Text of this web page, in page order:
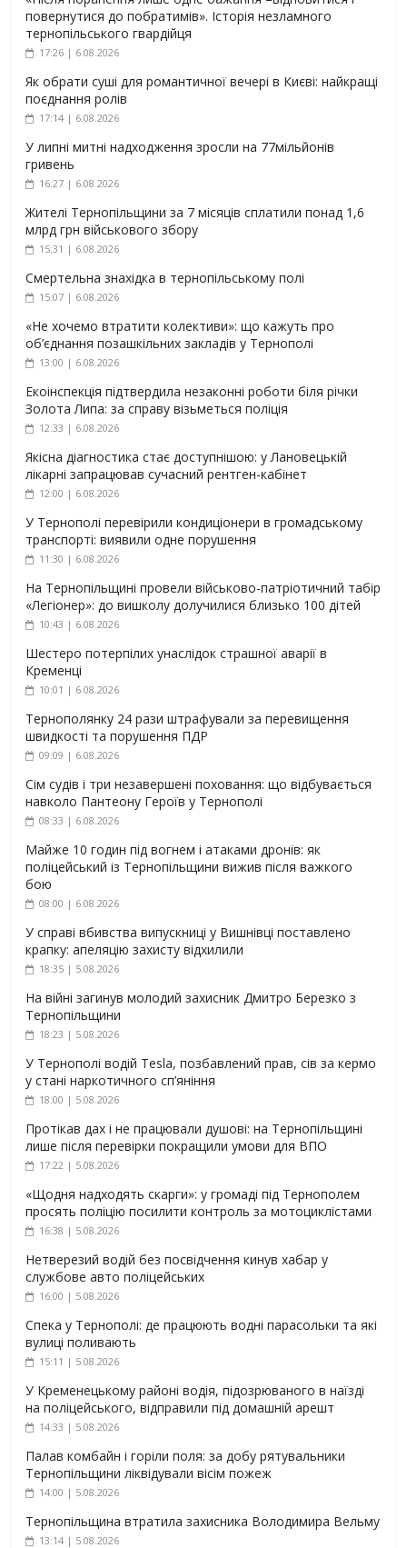
повернутися до побратимів». Історія незламного
тернопільського гвардійця
17:26 | 6.08.2026
Як обрати суші для романтичної вечері в Києві: найкращі
поєднання ролів
17:14 | 6.08.2026
У липні митні надходження зросли на 77мільйонів
гривень
16:27 | 6.08.2026
Жителі Тернопільщини за 7 місяців сплатили понад 1,6
млрд грн військового збору
15:31 | 6.08.2026
Смертельна знахідка в тернопільському полі
15:07 | 6.08.2026
«Не хочемо втратити колективи»: що кажуть про
об’єднання позашкільних закладів у Тернополі
13:00 | 6.08.2026
Екоінспекція підтвердила незаконні роботи біля річки
Золота Липа: за справу візьметься поліція
12:33 | 6.08.2026
Якісна діагностика стає доступнішою: у Лановецькій
лікарні запрацював сучасний рентген-кабінет
12:00 | 6.08.2026
У Тернополі перевірили кондиціонери в громадському
транспорті: виявили одне порушення
11:30 | 6.08.2026
На Тернопільщині провели військово-патріотичний табір
«Легіонер»: до вишколу долучилися близько 100 дітей
10:43 | 6.08.2026
Шестеро потерпілих унаслідок страшної аварії в
Кременці
10:01 | 6.08.2026
Тернополянку 24 рази штрафували за перевищення
швидкості та порушення ПДР
09:09 | 6.08.2026
Сім судів і три незавершені поховання: що відбувається
навколо Пантеону Героїв у Тернополі
08:33 | 6.08.2026
Майже 10 годин під вогнем і атаками дронів: як
поліцейський із Тернопільщини вижив після важкого
бою
08:00 | 6.08.2026
У справі вбивства випускниці у Вишнівці поставлено
крапку: апеляцію захисту відхилили
18:35 | 5.08.2026
На війні загинув молодий захисник Дмитро Березко з
Тернопільщини
18:23 | 5.08.2026
У Тернополі водій Tesla, позбавлений прав, сів за кермо
у стані наркотичного сп’яніння
18:00 | 5.08.2026
Протікав дах і не працювали душові: на Тернопільщині
лише після перевірки покращили умови для ВПО
17:22 | 5.08.2026
«Щодня надходять скарги»: у громаді під Тернополем
просять поліцію посилити контроль за мотоциклістами
16:38 | 5.08.2026
Нетверезий водій без посвідчення кинув хабар у
службове авто поліцейських
16:00 | 5.08.2026
Спека у Тернополі: де працюють водні парасольки та які
вулиці поливають
15:11 | 5.08.2026
У Кременецькому районі водія, підозрюваного в наїзді
на поліцейського, відправили під домашній арешт
14:33 | 5.08.2026
Палав комбайн і горіли поля: за добу рятувальники
Тернопільщини ліквідували вісім пожеж
14:00 | 5.08.2026
Тернопільщина втратила захисника Володимира Вельму
13:14 | 5.08.2026